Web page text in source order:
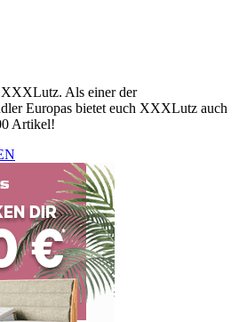
Als einer der
Europas bietet euch XXXLutz auch
Artikel!